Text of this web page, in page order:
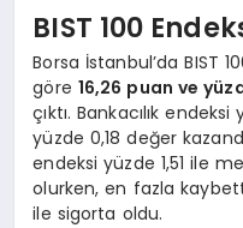
BIST 100
Borsa İstanbul’da BIST
göre 16,26 puan ve
çıktı. Bankacılık
yüzde 0,18 değer
endeksi yüzde 1,51 ile
olurken, en fazla
ile sigorta oldu.